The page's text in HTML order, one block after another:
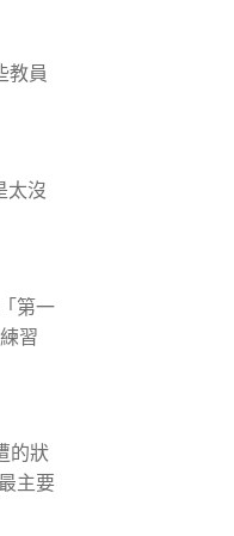
教員
太沒
第一
習
的狀
主要